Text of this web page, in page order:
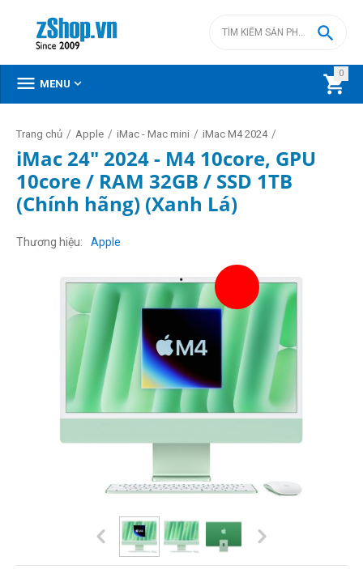
0


 MENU 
Trang chủ / Apple / iMac - Mac mini / iMac M4 2024 /
iMac 24" 2024 - M4 10core, GPU
10core / RAM 32GB / SSD 1TB
(Chính hãng) (Xanh Lá)
Thương hiệu Apple